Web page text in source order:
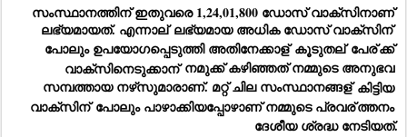
സംസ്ഥാനത്തിന് ഇതുവരെ 1,24,01,800 ഡോസ് വാക്‌സിനാണ്
ലഭ്യമായത്. എന്നാല്
ലഭ്യമായ അധിക ഡോസ് വാക്‌സിന്
പോലും ഉപയോഗപ്പെടുത്തി അതിനേക്കാള് കൂടുതല് പേര്ക്ക്
വാക്‌സിനെടുക്കാന് നമുക്ക് കഴിഞ്ഞത് നമ്മുടെ അനുഭവ
സമ്പത്തായ നഴ്‌സുമാരാണ്. മറ്റ് ചില സംസ്ഥാനങ്ങള് കിട്ടിയ
വാക്‌സിന് പോലും പാഴാക്കിയപ്പോഴാണ് നമ്മുടെ പ്രവര്ത്തനം
ദേശീയ ശ്രദ്ധ നേടിയത്.